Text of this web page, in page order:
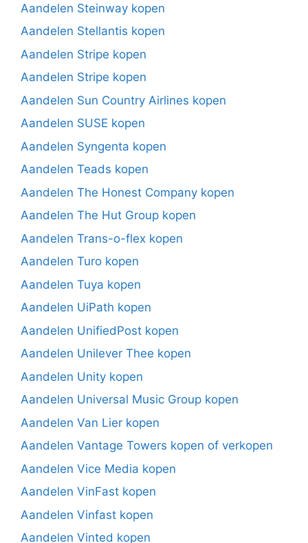
Aandelen Steinway kopen
Aandelen Stellantis kopen
Aandelen Stripe kopen
Aandelen Stripe kopen
Aandelen Sun Country Airlines kopen
Aandelen SUSE kopen
Aandelen Syngenta kopen
Aandelen Teads kopen
Aandelen The Honest Company kopen
Aandelen The Hut Group kopen
Aandelen Trans-o-flex kopen
Aandelen Turo kopen
Aandelen Tuya kopen
Aandelen UiPath kopen
Aandelen UnifiedPost kopen
Aandelen Unilever Thee kopen
Aandelen Unity kopen
Aandelen Universal Music Group kopen
Aandelen Van Lier kopen
Aandelen Vantage Towers kopen of verkopen
Aandelen Vice Media kopen
Aandelen VinFast kopen
Aandelen Vinfast kopen
Aandelen Vinted kopen